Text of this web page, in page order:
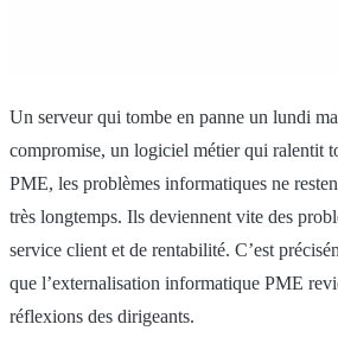
Un serveur qui tombe en panne un lundi
compromise, un logiciel métier qui ralentit
PME, les problèmes informatiques ne
très longtemps. Ils deviennent vite des
service client et de rentabilité. C’est
que l’externalisation informatique PME
réflexions des dirigeants.